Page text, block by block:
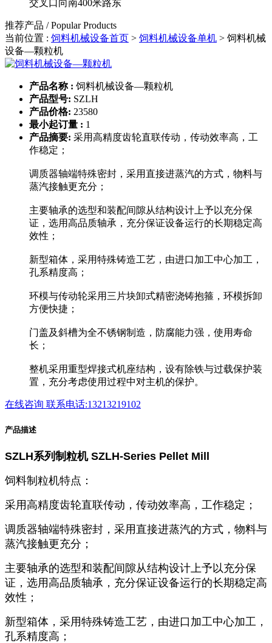
交叉口向南400米路东
推荐产品 / Popular Products
当前位置 : 饲料机械设备首页 > 饲料机械设备单机 > 饲料机械
设备—颗粒机
产品名称 : 饲料机械设备—颗粒机
产品型号: SZLH
产品价格: 23580
最小起订量 : 1
产品摘要: 采用高精度齿轮直联传动，传动效率高，工
作稳定；
调质器轴端特殊密封，采用直接进蒸汽的方式，物料与
蒸汽接触更充分；
主要轴承的选型和装配间隙从结构设计上予以充分保
证，选用高品质轴承，充分保证设备运行的长期稳定高
效性；
新型箱体，采用特殊铸造工艺，由进口加工中心加工，
孔系精度高；
环模与传动轮采用三片块卸式精密浇铸抱箍，环模拆卸
方便快捷；
门盖及斜槽为全不锈钢制造，防腐能力强，使用寿命
长；
整机采用重型焊接式机座结构，设有除铁与过载保护装
置，充分考虑使用过程中对主机的保护。
在线咨询 联系电话:13213219102
产品描述
SZLH系列制粒机 SZLH-Series Pellet Mill
饲料制粒机特点：
采用高精度齿轮直联传动，传动效率高，工作稳定；
调质器轴端特殊密封，采用直接进蒸汽的方式，物料与
蒸汽接触更充分；
主要轴承的选型和装配间隙从结构设计上予以充分保
证，选用高品质轴承，充分保证设备运行的长期稳定高
效性；
新型箱体，采用特殊铸造工艺，由进口加工中心加工，
孔系精度高；